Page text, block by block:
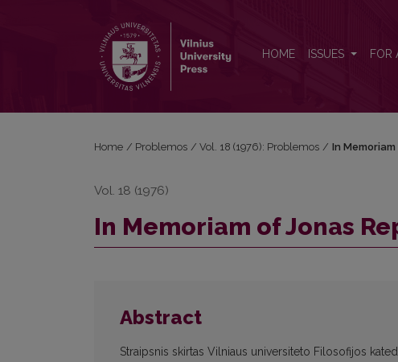
HOME ISSUES FOR
Home / Problemos / Vol. 18 (1976): Problemos / In
Vol. 18 (1976)
In Memoriam of Jonas
Abstract
Straipsnis skirtas Vilniaus universiteto Filosofijos